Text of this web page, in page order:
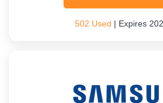
502 Used | Expires